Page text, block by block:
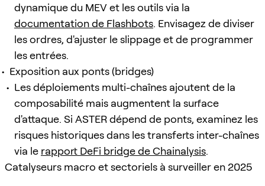
dynamique du MEV et les outils via la
documentation de Flashbots. Envisagez de diviser
les ordres, d'ajuster le slippage et de programmer
les entrées.
Exposition aux ponts (bridges)
Les déploiements multi-chaînes ajoutent de la
composabilité mais augmentent la surface
d'attaque. Si ASTER dépend de ponts, examinez les
risques historiques dans les transferts inter-chaînes
via le rapport DeFi bridge de Chainalysis.
Catalyseurs macro et sectoriels à surveiller en 2025